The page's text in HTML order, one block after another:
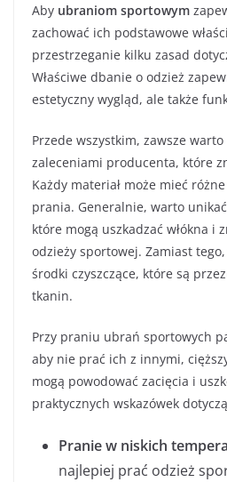
Aby ubraniom sportowym
zachować ich podstawowe
przestrzeganie kilku zasad
Właściwe dbanie o odzież
estetyczny wygląd, ale także
Przede wszystkim, zawsze
zaleceniami producenta, które
Każdy materiał może mieć
prania. Generalnie, warto
które mogą uszkadzać włókna i
odzieży sportowej. Zamiast
środki czyszczące, które są
tkanin.
Przy praniu ubrań sportowych
aby nie prać ich z innymi,
mogą powodować zacięcia i
praktycznych wskazówek
Pranie w niskich
najlepiej prać odzież